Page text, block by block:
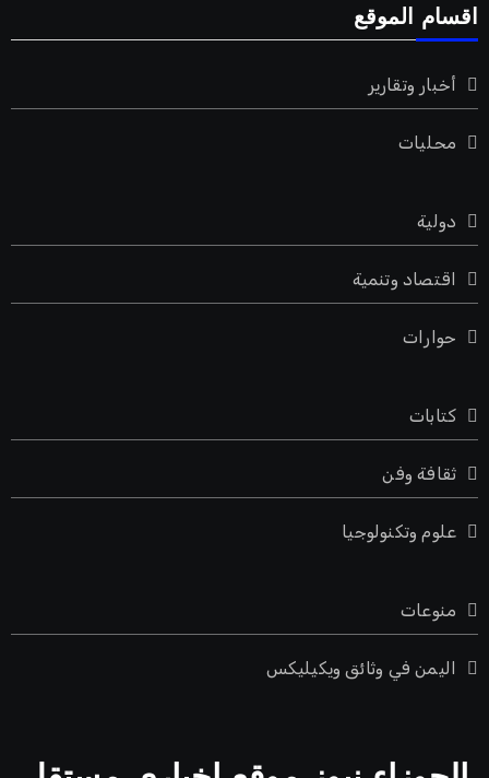
اقسام الموقع
أخبار وتقارير
محليات
دولية
اقتصاد وتنمية
حوارات
كتابات
ثقافة وفن
علوم وتكنولوجيا
منوعات
اليمن في وثائق ويكيليكس